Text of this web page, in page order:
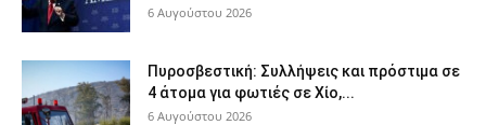
6 Αυγούστου 2026
Πυροσβεστική: Συλλήψεις και πρόστιμα σε
4 άτομα για φωτιές σε Χίο,...
6 Αυγούστου 2026